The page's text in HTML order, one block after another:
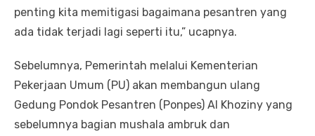
penting kita memitigasi bagaimana pesantren yang
ada tidak terjadi lagi seperti itu,” ucapnya.
Sebelumnya, Pemerintah melalui Kementerian
Pekerjaan Umum (PU) akan membangun ulang
Gedung Pondok Pesantren (Ponpes) Al Khoziny yang
sebelumnya bagian mushala ambruk dan